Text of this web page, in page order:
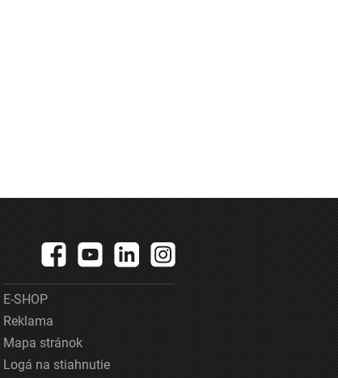
E-SHOP
Reklama
Mapa stránok
Logá na stiahnutie